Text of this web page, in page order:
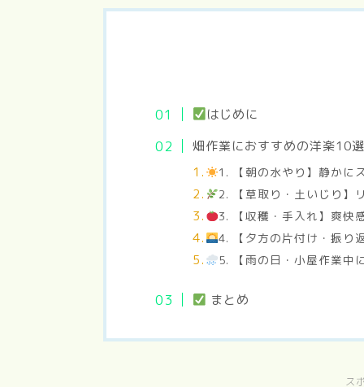
はじめに
畑作業におすすめの洋楽10
1. 【朝の水やり】静かに
2. 【草取り・土いじり】
3. 【収穫・手入れ】爽快
4. 【夕方の片付け・振り
5. 【雨の日・小屋作業中
まとめ
ス